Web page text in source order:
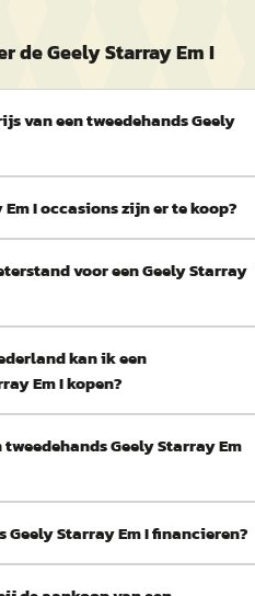
de Geely Starray Em I
van een tweedehands Geely
I occasions zijn er te koop?
voor een Geely Starray
kan ik een
Em I kopen?
Geely Starray Em
Geely Starray Em I financieren?